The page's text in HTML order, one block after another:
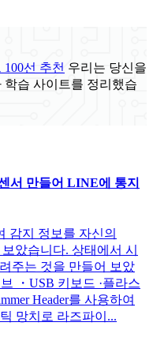
선 추천 우리는 당신을
학습 사이트를 정리했습
서 만들어 LINE에 통지
감지 정보를 자신의
았습니다. 상태에서 시
주는 것을 만들어 보았
・USB 키보드 ·플라스
Header를 사용하여
망치로 라즈파이...